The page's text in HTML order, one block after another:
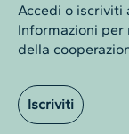
Accedi o iscriviti
Informazioni per
della
Iscriviti